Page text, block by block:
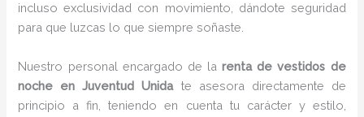
incluso exclusividad con movimiento, dándote seguridad
para que luzcas lo que siempre soñaste.
Nuestro personal encargado de larenta de vestidos de
noche en Juventud Unidate asesora directamente de
principio a fin, teniendo en cuenta tu carácter y estilo,